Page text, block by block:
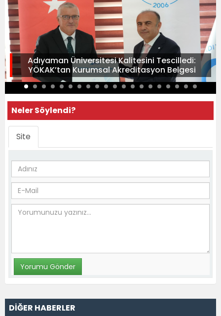
Adıyaman Üniversitesi Kalitesini Tescilledi:
YÖKAK’tan Kurumsal Akreditasyon Belgesi
Neler Söylendi?
Site
DİĞER HABERLER